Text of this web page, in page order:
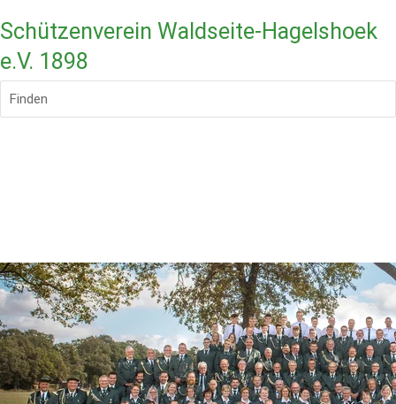
Schützenverein Waldseite-Hagelshoek
e.V. 1898
Finden